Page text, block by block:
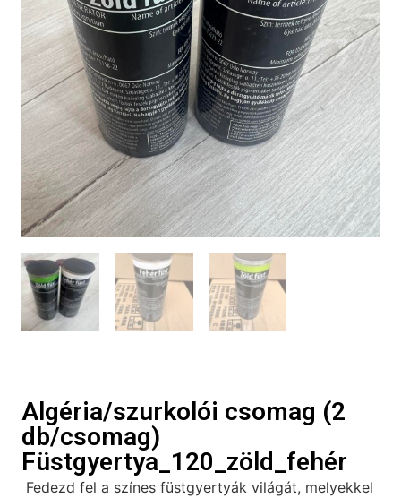
Algéria/szurkolói csomag (2
db/csomag)
Füstgyertya_120_zöld_fehér
Fedezd fel a színes füstgyertyák világát, melyekkel